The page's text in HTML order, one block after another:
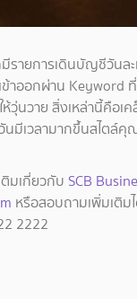
ายการเดินบัญชีวันละ
าออกผ่าน Keyword ที่
ห้วุ่นวาย สิ่งเหล่านี้คือ
วันมีเวลามากขึ้นสไต
ติมเกี่ยวกับ SCB
หรือสอบถามเพิ่มเติม
2222